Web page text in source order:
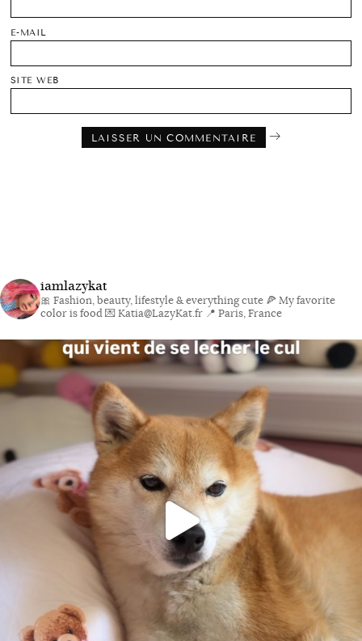
E-MAIL
SITE WEB
iamlazykat
🎀 Fashion, beauty, lifestyle & everything cute 🍕 My favorite
color is food💌 Katia@LazyKat.fr 📍 Paris, France